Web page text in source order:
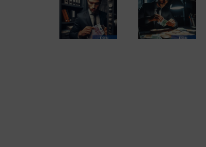
Los delitos fiscales
(1 de 2)
El perfil de los
emprendedores
españoles. Informe